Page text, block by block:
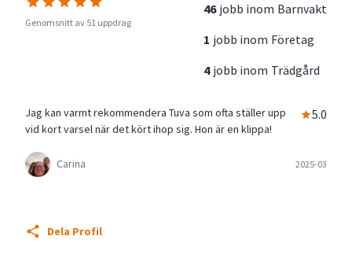
Genomsnitt av 51 uppdrag
46 jobb inom Barnvakt
1 jobb inom Företag
4 jobb inom Trädgård
Jag kan varmt rekommendera Tuva som ofta ställer upp
vid kort varsel när det kört ihop sig. Hon är en klippa!
5.0
Carina 2025-03
Dela Profil